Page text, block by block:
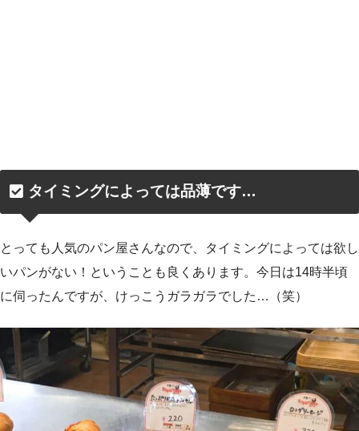
タイミングによっては品薄です…
とっても人気のパン屋さんなので、タイミングによっては欲し
いパンがない！ということも良くあります。今日は14時半頃
に伺ったんですが、けっこうガラガラでした…（笑）